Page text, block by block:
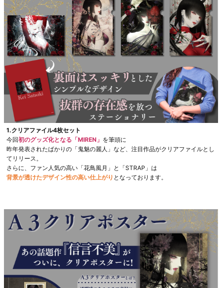
1.クリアファイル4枚セット
今回初のグッズ化となる「MIREN」 を筆頭に
昨年発表されたばかりの「鬼魅の麗人」など、注目作品がクリアファイルとし
てリリース。
さらに、ファン人気の高い「花鳥風月」と「STRAP」は
背景が透けたデザイン性の高い仕上がり となっております。